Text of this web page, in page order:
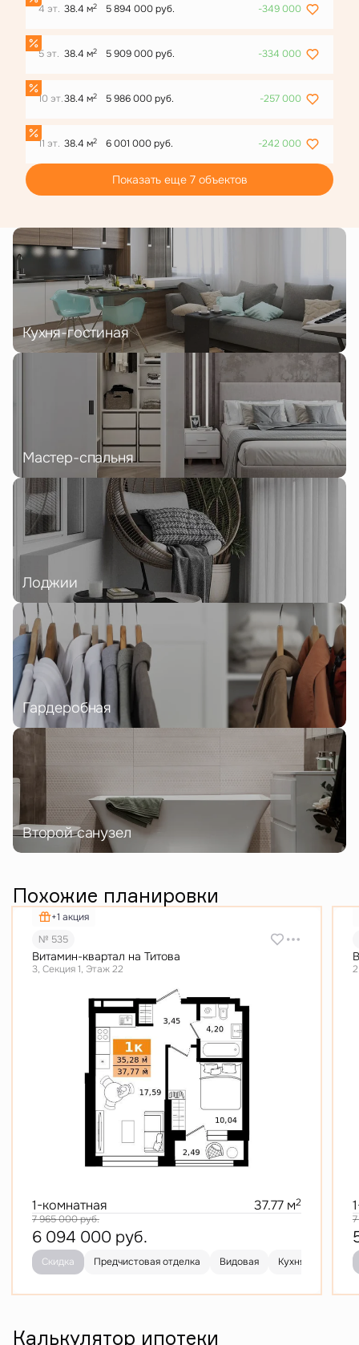
4 эт. 38.4 м2 5 894 000 руб. -349 000
5 эт. 38.4 м2 5 909 000 руб. -334 000
10 эт.38.4 м2 5 986 000 руб. -257 000
11 эт. 38.4 м2 6 001 000 руб. -242 000
Показать еще 7 объектов
Кухня-гостиная
Мастер-спальня
Лоджии
Гардеробная
Второй санузел
Похожие планировки
+1 акция
№ 535
Витамин-квартал на Титова
3, Секция 1, Этаж 22
1-комнатная 37.77 м2
7 965 000руб.
6 094 000 руб.
Скидка Предчистовая отделка Видовая Кухня-гостиная
Калькулятор ипотеки